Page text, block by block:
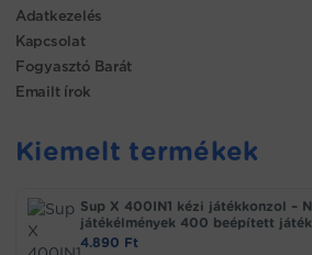
Adatkezelés
Kapcsolat
Fogyasztó Barát
Emailt írok
Kiemelt termékek
Sup X 400IN1 kézi játékkonzol –
játékélmények 400 beépített
4.890 Ft